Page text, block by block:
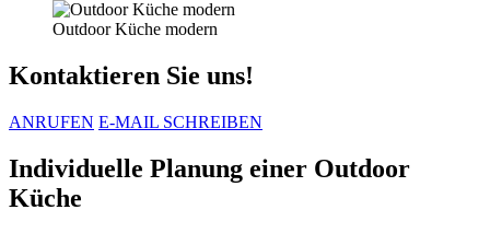
Outdoor Küche modern
Kontaktieren Sie uns!
ANRUFEN E-MAIL SCHREIBEN
Individuelle Planung einer Outdoor
Küche